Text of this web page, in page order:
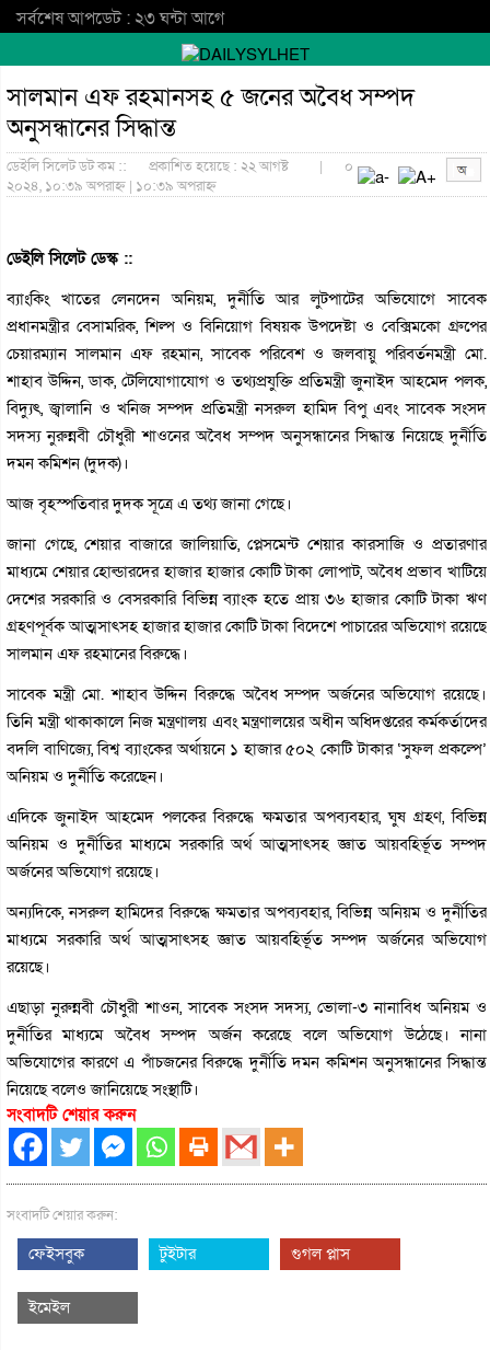
সর্বশেষ আপডেট : ২৩ ঘন্টা আগে
সালমান এফ রহমানসহ ৫ জনের অবৈধ সম্পদ
অনুসন্ধানের সিদ্ধান্ত
ডেইলি সিলেট ডট কম ::
প্রকাশিত হয়েছে : ২২ আগষ্ট
২০২৪, ১০:৩৯ অপরাহ্ন | ১০:৩৯ অপরাহ্ন
| ০
ডেইলি সিলেট ডেস্ক ::
ব্যাংকিং খাতের লেনদেন অনিয়ম, দুর্নীতি আর লুটপাটের অভিযোগে সাবেক
প্রধানমন্ত্রীর বেসামরিক, শিল্প ও বিনিয়োগ বিষয়ক উপদেষ্টা ও বেক্সিমকো গ্রুপের
চেয়ারম্যান সালমান এফ রহমান, সাবেক পরিবেশ ও জলবায়ু পরিবর্তনমন্ত্রী মো.
শাহাব উদ্দিন, ডাক, টেলিযোগাযোগ ও তথ্যপ্রযুক্তি প্রতিমন্ত্রী জুনাইদ আহমেদ পলক,
বিদ্যুৎ, জ্বালানি ও খনিজ সম্পদ প্রতিমন্ত্রী নসরুল হামিদ বিপু এবং সাবেক সংসদ
সদস্য নুরুন্নবী চৌধুরী শাওনের অবৈধ সম্পদ অনুসন্ধানের সিদ্ধান্ত নিয়েছে দুর্নীতি
দমন কমিশন (দুদক)।
আজ বৃহস্পতিবার দুদক সূত্রে এ তথ্য জানা গেছে।
জানা গেছে, শেয়ার বাজারে জালিয়াতি, প্লেসমেন্ট শেয়ার কারসাজি ও প্রতারণার
মাধ্যমে শেয়ার হোল্ডারদের হাজার হাজার কোটি টাকা লোপাট, অবৈধ প্রভাব খাটিয়ে
দেশের সরকারি ও বেসরকারি বিভিন্ন ব্যাংক হতে প্রায় ৩৬ হাজার কোটি টাকা ঋণ
গ্রহণপূর্বক আত্মসাৎসহ হাজার হাজার কোটি টাকা বিদেশে পাচারের অভিযোগ রয়েছে
সালমান এফ রহমানের বিরুদ্ধে।
সাবেক মন্ত্রী মো. শাহাব উদ্দিন বিরুদ্ধে অবৈধ সম্পদ অর্জনের অভিযোগ রয়েছে।
তিনি মন্ত্রী থাকাকালে নিজ মন্ত্রণালয় এবং মন্ত্রণালয়ের অধীন অধিদপ্তরের কর্মকর্তাদের
বদলি বাণিজ্যে, বিশ্ব ব্যাংকের অর্থায়নে ১ হাজার ৫০২ কোটি টাকার ‘সুফল প্রকল্পে’
অনিয়ম ও দুর্নীতি করেছেন।
এদিকে জুনাইদ আহমেদ পলকের বিরুদ্ধে ক্ষমতার অপব্যবহার, ঘুষ গ্রহণ, বিভিন্ন
অনিয়ম ও দুর্নীতির মাধ্যমে সরকারি অর্থ আত্মসাৎসহ জ্ঞাত আয়বহির্ভূত সম্পদ
অর্জনের অভিযোগ রয়েছে।
অন্যদিকে, নসরুল হামিদের বিরুদ্ধে ক্ষমতার অপব্যবহার, বিভিন্ন অনিয়ম ও দুর্নীতির
মাধ্যমে সরকারি অর্থ আত্মসাৎসহ জ্ঞাত আয়বহির্ভূত সম্পদ অর্জনের অভিযোগ
রয়েছে।
এছাড়া নুরুন্নবী চৌধুরী শাওন, সাবেক সংসদ সদস্য, ভোলা-৩ নানাবিধ অনিয়ম ও
দুর্নীতির মাধ্যমে অবৈধ সম্পদ অর্জন করেছে বলে অভিযোগ উঠেছে। নানা
অভিযোগের কারণে এ পাঁচজনের বিরুদ্ধে দুর্নীতি দমন কমিশন অনুসন্ধানের সিদ্ধান্ত
নিয়েছে বলেও জানিয়েছে সংস্থাটি।
সংবাদটি শেয়ার করুন
সংবাদটি শেয়ার করুন:
ফেইসবুক টুইটার গুগল প্লাস
ইমেইল